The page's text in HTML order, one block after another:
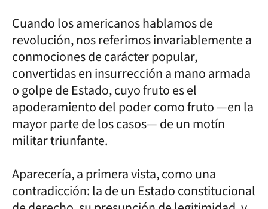
Cuando los americanos hablamos de
revolución, nos referimos invariablemente a
conmociones de carácter popular,
convertidas en insurrección a mano armada
o golpe de Estado, cuyo fruto es el
apoderamiento del poder como fruto —en la
mayor parte de los casos— de un motín
militar triunfante.
Aparecería, a primera vista, como una
contradicción: la de un Estado constitucional